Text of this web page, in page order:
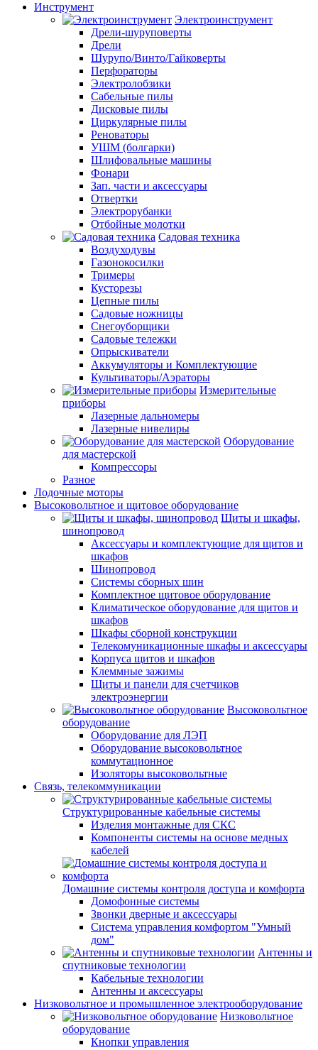
Инструмент
Электроинструмент
Дрели-шуруповерты
Дрели
Шурупо/Винто/Гайковерты
Перфораторы
Электролобзики
Сабельные пилы
Дисковые пилы
Циркулярные пилы
Реноваторы
УШМ (болгарки)
Шлифовальные машины
Фонари
Зап. части и аксессуары
Отвертки
Электрорубанки
Отбойные молотки
Садовая техника
Воздуходувы
Газонокосилки
Тримеры
Кусторезы
Цепные пилы
Садовые ножницы
Снегоуборщики
Садовые тележки
Опрыскиватели
Аккумуляторы и Комплектующие
Культиваторы/Аэраторы
Измерительные
приборы
Лазерные дальномеры
Лазерные нивелиры
Оборудование
для мастерской
Компрессоры
Разное
Лодочные моторы
Высоковольтное и щитовое оборудование
Щиты и шкафы,
шинопровод
Аксессуары и комплектующие для щитов и
шкафов
Шинопровод
Системы сборных шин
Комплектное щитовое оборудование
Климатическое оборудование для щитов и
шкафов
Шкафы сборной конструкции
Телекомуникационные шкафы и аксессуары
Корпуса щитов и шкафов
Клеммные зажимы
Щиты и панели для счетчиков
электроэнергии
Высоковольтное
оборудование
Оборудование для ЛЭП
Оборудование высоковольтное
коммутационное
Изоляторы высоковольтные
Связь, телекоммуникации
Структурированные кабельные системы
Изделия монтажные для СКС
Компоненты системы на основе медных
кабелей
Домашние системы контроля доступа и комфорта
Домофонные системы
Звонки дверные и аксессуары
Система управления комфортом "Умный
дом"
Антенны и
спутниковые технологии
Кабельные технологии
Антенны и аксессуары
Низковольтное и промышленное электрооборудование
Низковольтное
оборудование
Кнопки управления